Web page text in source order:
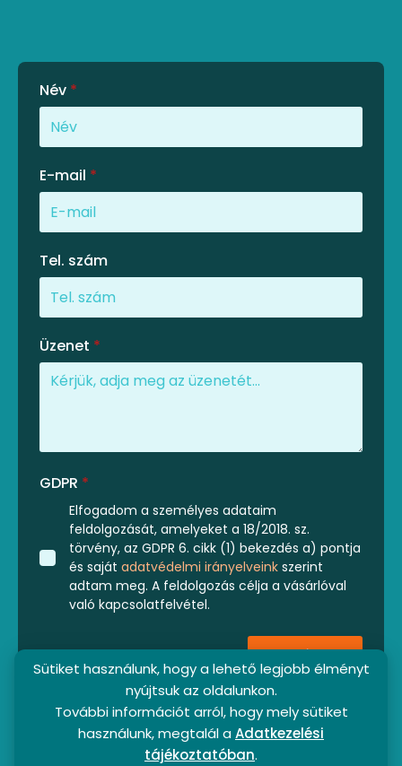
Sütiket használunk, hogy a lehető legjobb élményt
nyújtsuk az oldalunkon.
További információt arról, hogy mely sütiket
használunk, megtalál aAdatkezelési
tájékoztatóban.
Név *
E-mail *
Tel. szám
Üzenet *
GDPR *
Elfogadom a személyes adataim
feldolgozását, amelyeket a 18/2018. sz.
törvény, az GDPR 6. cikk (1) bekezdés a) pontja
és saját adatvédelmi irányelveink szerint
adtam meg. A feldolgozás célja a vásárlóval
való kapcsolatfelvétel.
Küldés